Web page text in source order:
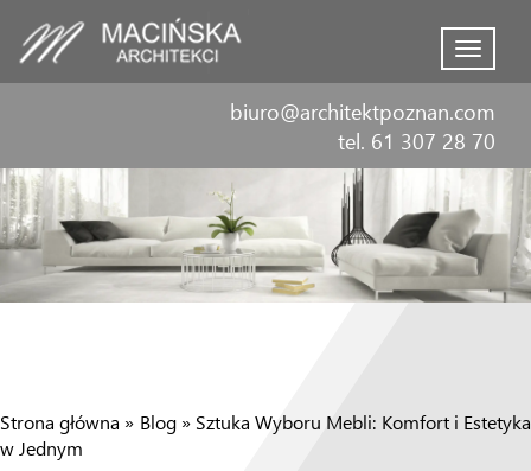
Menu
biuro@architektpoznan.com
tel. 61 307 28 70
Strona główna » Blog» Sztuka Wyboru Mebli: Komfort i Estetyka
w Jednym